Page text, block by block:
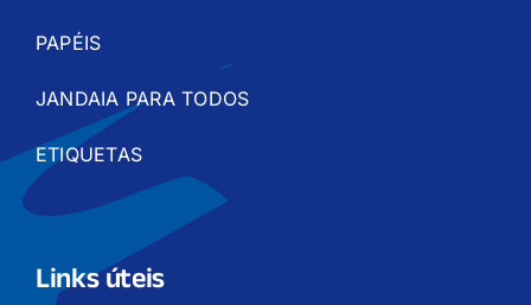
PAPÉIS
JANDAIA PARA TODOS
ETIQUETAS
Links úteis